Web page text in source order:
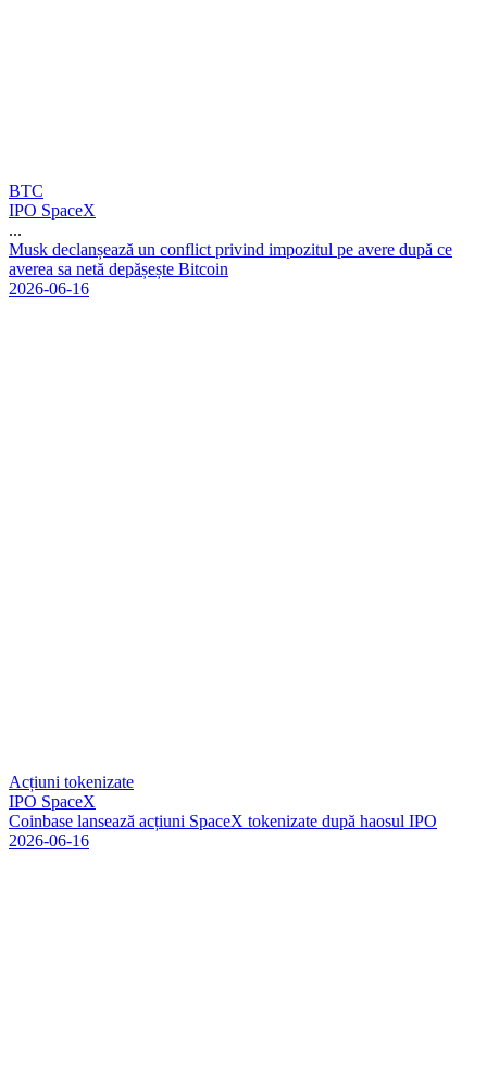
BTC
IPO SpaceX
...
Musk declanșează un conflict privind impozitul pe avere după ce
averea sa netă depășește Bitcoin
2026-06-16
Acțiuni tokenizate
IPO SpaceX
Coinbase lansează acțiuni SpaceX tokenizate după haosul IPO
2026-06-16